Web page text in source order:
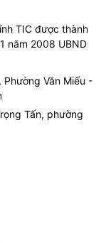
sử dụng Internet
hợp công nghệ
TIC được thành
năm 2008 UBND
Văn Miếu -
Tấn, phường